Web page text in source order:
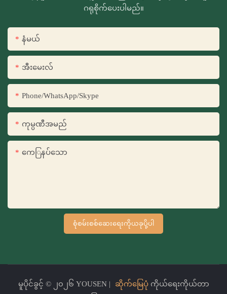
ဂရုစိုက်ပေးပါမည်။
နံမယ်
အီးမေးလ်
Phone/WhatsApp/Skype
ကုမ္ပဏီအမည်
ကေြနပ်သော
စုံစမ်းစစ်ဆေးရေးကိုယခုပို့ပါ
မူပိုင်ခွင့် © ၂၀၂၆ YOUSEN | ဆိုက်မြေပုံကိုယ်ရေးကိုယ်တာ